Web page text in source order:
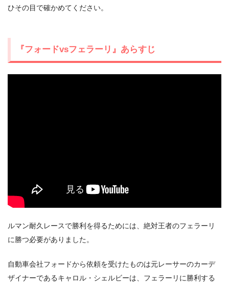
今すぐ無料でU-NEXTで見る
ひその目で確かめてください。
『フォードvsフェラーリ』あらすじ
ルマン耐久レースで勝利を得るためには、絶対王者のフェラーリ
に勝つ必要がありました。
自動車会社フォードから依頼を受けたものは元レーサーのカーデ
ザイナーであるキャロル・シェルビーは、フェラーリに勝利する